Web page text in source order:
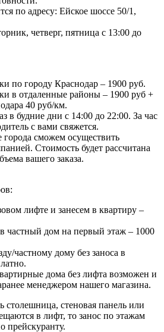
по адресу: Ейское шоссе 50/1,
четверг, пятница с 13:00 до
по городу Краснодар – 1900 руб.
в отдаленные районы – 1900 руб +
40 руб/км.
в будние дни с 14:00 до 22:00. За час
с вами свяжется.
города сможем осуществить
Стоимость будет рассчитана
вашего заказа.
лифте и занесем в квартиру –
частный дом на первый этаж – 1000
частному дому без заноса в
дома без лифта возможен и
менеджером нашего магазина.
столешница, стеновая панель или
в лифт, то занос по этажам
прейскуранту.